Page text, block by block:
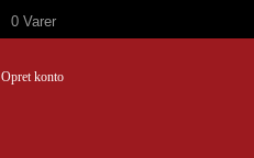
0 Varer
Opret konto